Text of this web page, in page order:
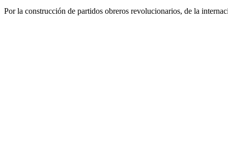
Por la construcción de partidos obreros revolucionarios, de la